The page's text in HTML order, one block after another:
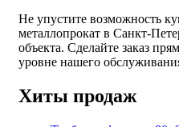
Не упустите возможность
металлопрокат в Санкт-
объекта. Сделайте заказ
уровне нашего
Хиты продаж